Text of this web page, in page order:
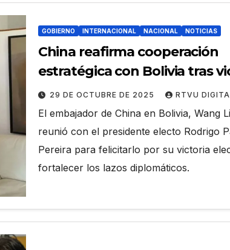
GOBIERNO INTERNACIONAL NACIONAL NOTICIAS
China reafirma cooperación
estratégica con Bolivia tras
de Paz
29 DE OCTUBRE DE 2025 RTVU
El embajador de China en Bolivia, Wang
reunió con el presidente electo Rodrigo
Pereira para felicitarlo por su victoria
fortalecer los lazos diplomáticos.